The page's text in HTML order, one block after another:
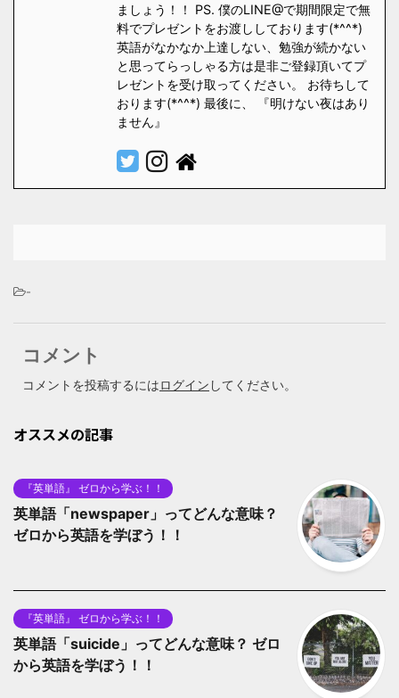
ましょう！！ PS. 僕のLINE@で期間限定で無
料でプレゼントをお渡ししております(*^^*)
英語がなかなか上達しない、勉強が続かない
と思ってらっしゃる方は是非ご登録頂いてプ
レゼントを受け取ってください。 お待ちして
おります(*^^*) 最後に、 『明けない夜はあり
ません』
-
コメント
コメントを投稿するにはログイン してください。
オススメの記事
『英単語』 ゼロから学ぶ！！
英単語「newspaper」ってどんな意味？
ゼロから英語を学ぼう！！
『英単語』 ゼロから学ぶ！！
英単語「suicide」ってどんな意味？ ゼロ
から英語を学ぼう！！